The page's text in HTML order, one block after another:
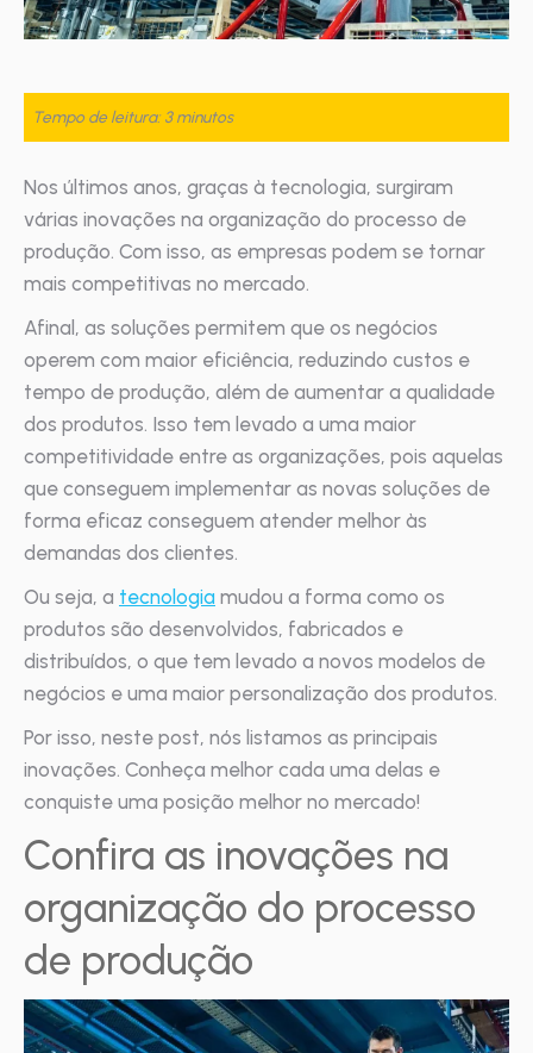
Tempo de leitura: 3 minutos
Nos últimos anos, graças à tecnologia, surgiram
várias inovações na organização do processo de
produção. Com isso, as empresas podem se tornar
mais competitivas no mercado.
Afinal, as soluções permitem que os negócios
operem com maior eficiência, reduzindo custos e
tempo de produção, além de aumentar a qualidade
dos produtos. Isso tem levado a uma maior
competitividade entre as organizações, pois aquelas
que conseguem implementar as novas soluções de
forma eficaz conseguem atender melhor às
demandas dos clientes.
Ou seja, a tecnologia mudou a forma como os
produtos são desenvolvidos, fabricados e
distribuídos, o que tem levado a novos modelos de
negócios e uma maior personalização dos produtos.
Por isso, neste post, nós listamos as principais
inovações. Conheça melhor cada uma delas e
conquiste uma posição melhor no mercado!
Confira as inovações na
organização do processo
de produção